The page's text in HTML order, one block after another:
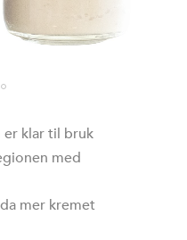
er klar til bruk
med
mer kremet